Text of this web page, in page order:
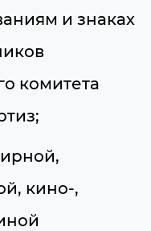
и знаках
комитета
кино-,